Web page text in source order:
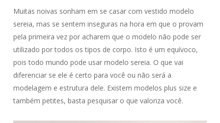
Muitas noivas sonham em se casar com vestido modelo
sereia, mas se sentem inseguras na hora em que o provam
pela primeira vez por acharem que o modelo não pode ser
utilizado por todos os tipos de corpo. Isto é um equívoco,
pois todo mundo pode usar modelo sereia. O que vai
diferenciar se ele é certo para você ou não será a
modelagem e estrutura dele. Existem modelos plus size e
também petites, basta pesquisar o que valoriza você.